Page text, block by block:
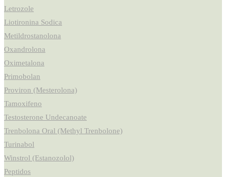
Letrozole
Liotironina Sodica
Metildrostanolona
Oxandrolona
Oximetalona
Primobolan
Proviron (Mesterolona)
Tamoxifeno
Testosterone Undecanoate
Trenbolona Oral (Methyl Trenbolone)
Turinabol
Winstrol (Estanozolol)
Peptidos